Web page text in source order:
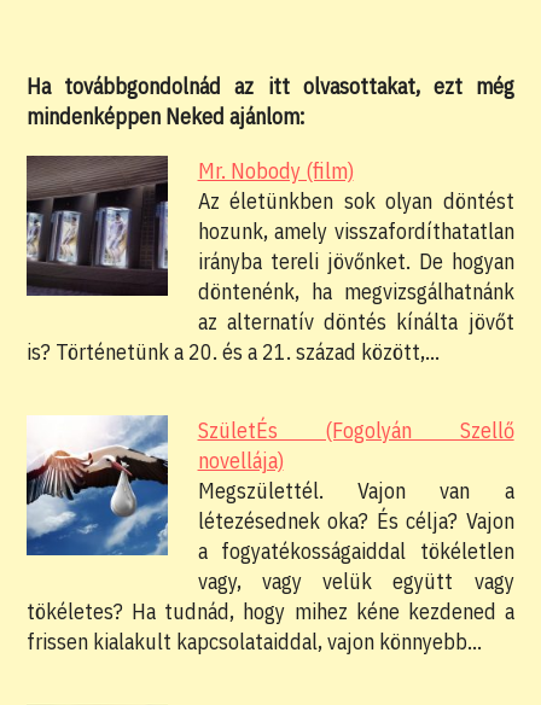
Ha továbbgondolnád az itt olvasottakat, ezt még
mindenképpen Neked ajánlom:
Mr. Nobody (film)
Az életünkben sok olyan döntést
hozunk, amely visszafordíthatatlan
irányba tereli jövőnket. De hogyan
döntenénk, ha megvizsgálhatnánk
az alternatív döntés kínálta jövőt
is? Történetünk a 20. és a 21. század között,…
SzületÉs (Fogolyán Szellő
novellája)
Megszülettél. Vajon van a
létezésednek oka? És célja? Vajon
a fogyatékosságaiddal tökéletlen
vagy, vagy velük együtt vagy
tökéletes? Ha tudnád, hogy mihez kéne kezdened a
frissen kialakult kapcsolataiddal, vajon könnyebb…